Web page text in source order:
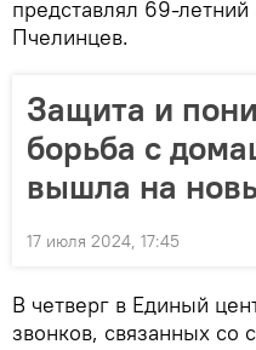
представлял 69-
Пчелинцев.
Защита и
борьба с
вышла на
17 июля 2024, 17:45
В четверг в Единый
звонков, связанных со